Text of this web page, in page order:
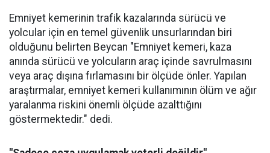
Emniyet kemerinin trafik kazalarında sürücü ve
yolcular için en temel güvenlik unsurlarından biri
olduğunu belirten Beycan "Emniyet kemeri, kaza
anında sürücü ve yolcuların araç içinde savrulmasını
veya araç dışına fırlamasını bir ölçüde önler. Yapılan
araştırmalar, emniyet kemeri kullanımının ölüm ve ağır
yaralanma riskini önemli ölçüde azalttığını
göstermektedir." dedi.